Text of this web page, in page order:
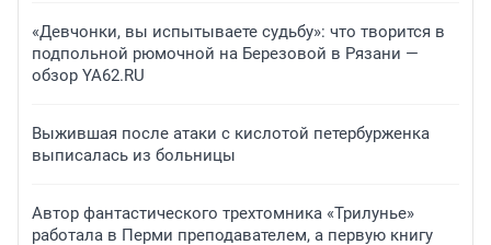
«Девчонки, вы испытываете судьбу»: что творится в
подпольной рюмочной на Березовой в Рязани —
обзор YA62.RU
Выжившая после атаки с кислотой петербурженка
выписалась из больницы
Автор фантастического трехтомника «Трилунье»
работала в Перми преподавателем, а первую книгу